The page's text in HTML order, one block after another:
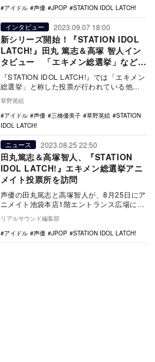
アイドル 声優 JPOP STATION IDOL LATCH!
インタビュー 2023.09.07 18:00
新シリーズ開始！『STATION IDOL
LATCH!』田丸 篤志＆高塚 智人イン
タビュー 「エキメン総選挙」など加
速する展開への想い
『STATION IDOL LATCH!』では「エキメン
総選挙」と称した投票が行われている他、
草野英絵
アイドル
声優 三橋優美子 草野英絵
STATION
IDOL LATCH!
ニュース 2023.08.25 22:50
田丸篤志＆高塚智人、『STATION
IDOL LATCH!』エキメン総選挙アニ
メイト投票所を訪問
声優の田丸篤志と高塚智人が、8月25日にア
ニメイト池袋本店1階エントランス広場に開
設された「エキメン総選挙 アニメイト投票
所」を…
リアルサウンド編集部
アイドル
声優 JPOP STATION IDOL LATCH!